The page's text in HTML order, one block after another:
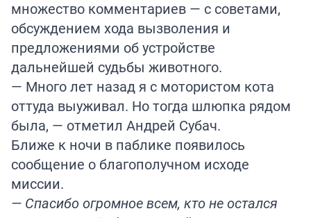
множество комментариев — с советами,
обсуждением хода вызволения и
предложениями об устройстве
дальнейшей судьбы животного.
— Много лет назад я с мотористом кота
оттуда выуживал. Но тогда шлюпка рядом
была, — отметил Андрей Субач.
Ближе к ночи в паблике появилось
сообщение о благополучном исходе
миссии.
— Спасибо огромное всем, кто не остался